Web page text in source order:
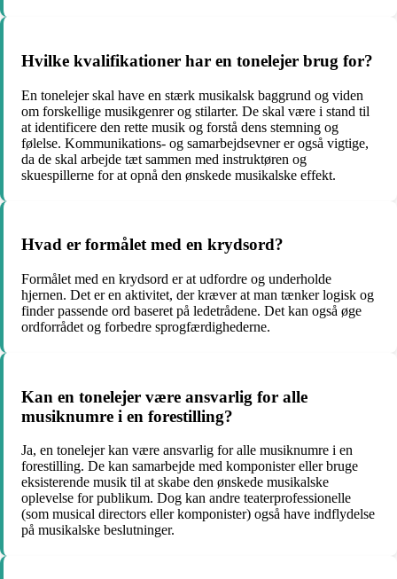
Hvilke kvalifikationer har en tonelejer brug for?
En tonelejer skal have en stærk musikalsk baggrund og viden
om forskellige musikgenrer og stilarter. De skal være i stand til
at identificere den rette musik og forstå dens stemning og
følelse. Kommunikations- og samarbejdsevner er også vigtige,
da de skal arbejde tæt sammen med instruktøren og
skuespillerne for at opnå den ønskede musikalske effekt.
Hvad er formålet med en krydsord?
Formålet med en krydsord er at udfordre og underholde
hjernen. Det er en aktivitet, der kræver at man tænker logisk og
finder passende ord baseret på ledetrådene. Det kan også øge
ordforrådet og forbedre sprogfærdighederne.
Kan en tonelejer være ansvarlig for alle
musiknumre i en forestilling?
Ja, en tonelejer kan være ansvarlig for alle musiknumre i en
forestilling. De kan samarbejde med komponister eller bruge
eksisterende musik til at skabe den ønskede musikalske
oplevelse for publikum. Dog kan andre teaterprofessionelle
(som musical directors eller komponister) også have indflydelse
på musikalske beslutninger.